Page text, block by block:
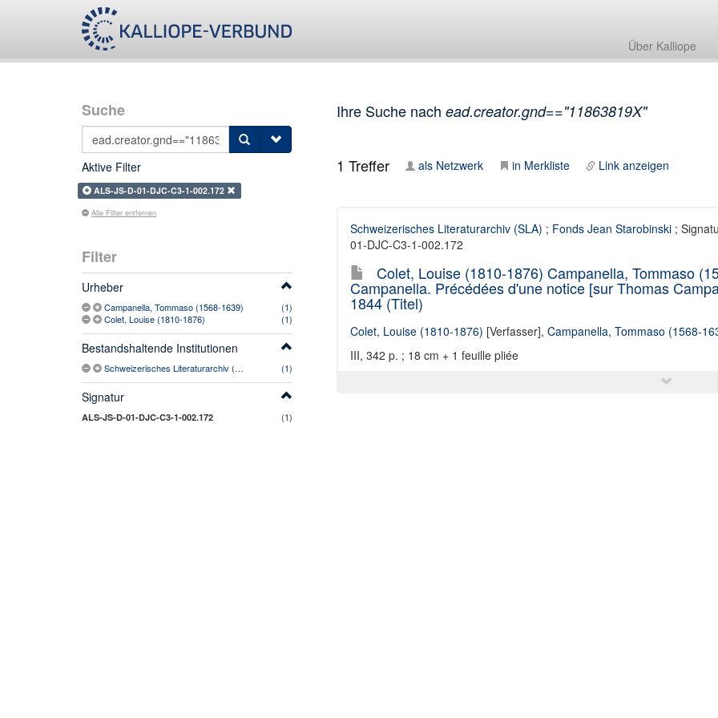
Über Kalliope
Suche
Aktive Filter
ALS-JS-D-01-DJC-C3-1-002.172
Alle Filter entfernen
Filter
Urheber
Campanella, Tommaso (1568-1639)
(1)
Colet, Louise (1810-1876)
(1)
Bestandshaltende Institutionen
Schweizerisches Literaturarchiv (SLA) (1)
Signatur
ALS-JS-D-01-DJC-C3-1-002.172 (1)
Ihre Suche nach ead.creator.gnd=="11863819X"
1 Treffer als Netzwerk in Merkliste Link anzeigen
Schweizerisches Literaturarchiv (SLA) ; Fonds Jean Starobinski;
01-DJC-C3-1-002.172
Colet, Louise (1810-1876) Campanella, Tommaso
Campanella. Précédées d'une notice [sur Thomas
1844 (Titel)
Colet, Louise (1810-1876) [Verfasser], Campanella, Tommaso (1568-
III, 342 p. ; 18 cm + 1 feuille pliée